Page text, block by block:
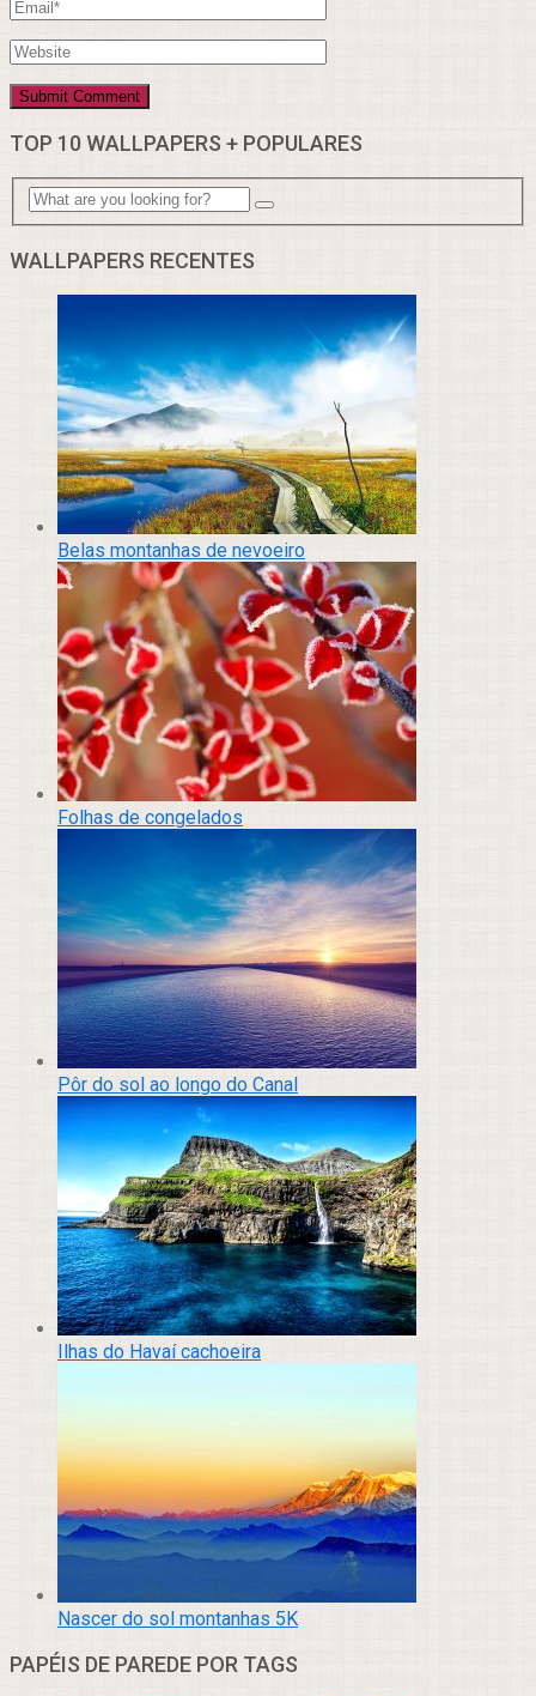
TOP 10 WALLPAPERS + POPULARES
WALLPAPERS RECENTES
Belas montanhas de nevoeiro
Folhas de congelados
Pôr do sol ao longo do Canal
Ilhas do Havaí cachoeira
Nascer do sol montanhas 5K
PAPÉIS DE PAREDE POR TAGS